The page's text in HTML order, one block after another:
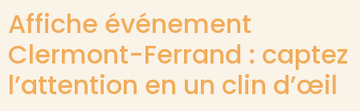
Affiche événement
Clermont-Ferrand : captez
l’attention en un clin d’œil